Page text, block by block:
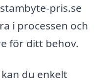
pris.se
i processen och
för ditt behov.
du enkelt